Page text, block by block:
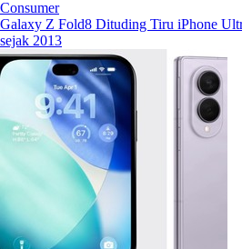
Consumer
Galaxy Z Fold8 Dituding Tiru iPhone
sejak 2013